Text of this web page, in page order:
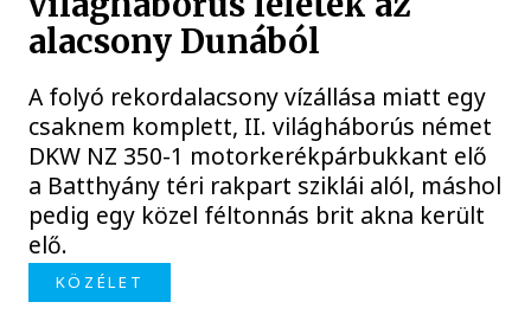
alacsony Dunából
A folyó rekordalacsony vízállása miatt egy
csaknem komplett, II. világháborús német
DKW NZ 350-1 motorkerékpárbukkant elő
a Batthyány téri rakpart sziklái alól, máshol
pedig egy közel féltonnás brit akna került
elő.
KÖZÉLET